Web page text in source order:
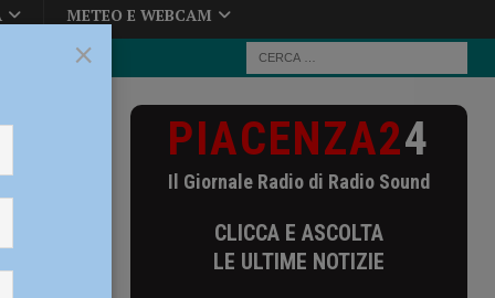
METEO E WEBCAM
campo al
PIACENZA24
Il Giornale Radio di Radio Sound
CLICCA E ASCOLTA
LE ULTIME NOTIZIE
×